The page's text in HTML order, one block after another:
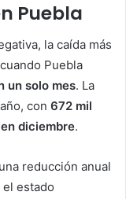
Puebla
la caída más
Puebla
un solo mes. La
con 672 mil
diciembre.
reducción anual
estado